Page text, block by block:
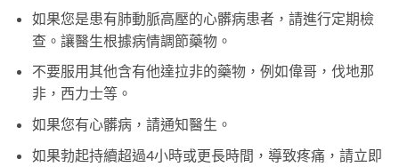
如果您是患有肺動脈高壓的心髒病患者，請進行定期檢
查。讓醫生根據病情調節藥物。
不要服用其他含有他達拉非的藥物，例如偉哥，伐地那
非，西力士等。
如果您有心髒病，請通知醫生。
如果勃起持續超過4小時或更長時間，導致疼痛，請立即